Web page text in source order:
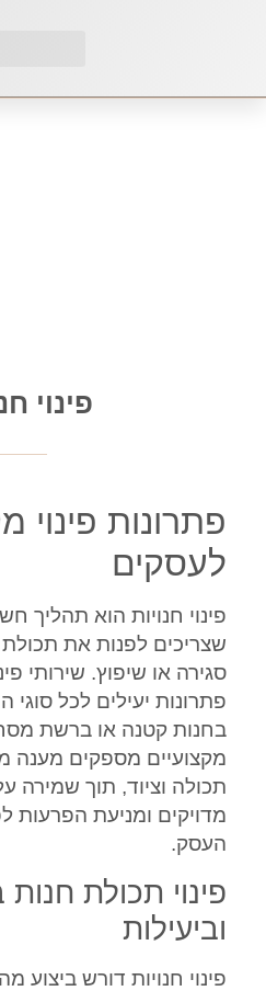
פינוי
פתרונות פינוי
לעסקים
פינוי חנויות הוא תהליך
שצריכים לפנות את
סגירה או שיפוץ. שירותי
פתרונות יעילים לכל סוגי
בחנות קטנה או ברשת
מקצועיים מספקים מענה
תכולה וציוד, תוך שמירה
מדויקים ומניעת הפרעות
העסק.
פינוי תכולת
וביעילות
פינוי חנויות דורש ביצוע